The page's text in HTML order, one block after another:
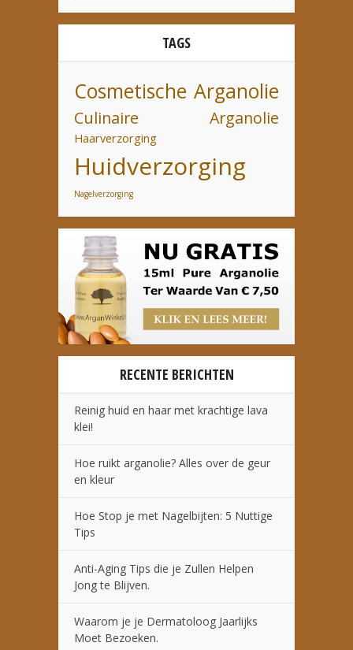
TAGS
Cosmetische Arganolie
Culinaire Arganolie
Haarverzorging
Huidverzorging
Nagelverzorging
RECENTE BERICHTEN
Reinig huid en haar met krachtige lava
klei!
Hoe ruikt arganolie? Alles over de geur
en kleur
Hoe Stop je met Nagelbijten: 5 Nuttige
Tips
Anti-Aging Tips die je Zullen Helpen
Jong te Blijven.
Waarom je je Dermatoloog Jaarlijks
Moet Bezoeken.